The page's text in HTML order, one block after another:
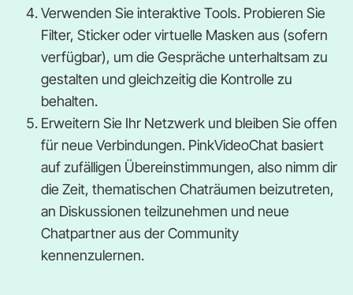
Verwenden Sie interaktive Tools. Probieren Sie
Filter, Sticker oder virtuelle Masken aus (sofern
verfügbar), um die Gespräche unterhaltsam zu
gestalten und gleichzeitig die Kontrolle zu
behalten.
Erweitern Sie Ihr Netzwerk und bleiben Sie offen
für neue Verbindungen. PinkVideoChat basiert
auf zufälligen Übereinstimmungen, also nimm dir
die Zeit, thematischen Chaträumen beizutreten,
an Diskussionen teilzunehmen und neue
Chatpartner aus der Community
kennenzulernen.